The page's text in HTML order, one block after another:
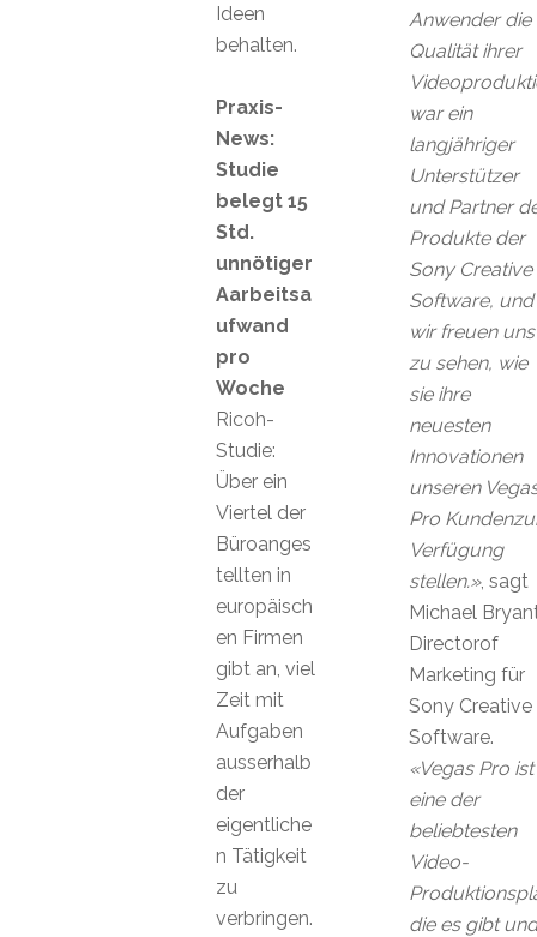
Anwender die
Qualität ihrer
war ein
langjähriger
Unterstützer
und Partner
Produkte der
Sony Creative
Software, und
wir freuen uns
zu sehen, wie
sie ihre
neuesten
Innovationen
unseren
Pro
Verfügung
stellen.», sagt
Michael
Directorof
Marketing für
Sony Creative
Software.
«Vegas Pro ist
eine der
beliebtesten
Video-
die es gibt und
Ideen
behalten.
Praxis-
News:
Studie
belegt 15
Std.
unnötiger
Aarbeitsa
ufwand
pro
Woche
Ricoh-
Studie:
Über ein
Viertel der
Büroanges
tellten in
europäisch
en Firmen
gibt an, viel
Zeit mit
Aufgaben
ausserhalb
der
eigentliche
n Tätigkeit
zu
verbringen.